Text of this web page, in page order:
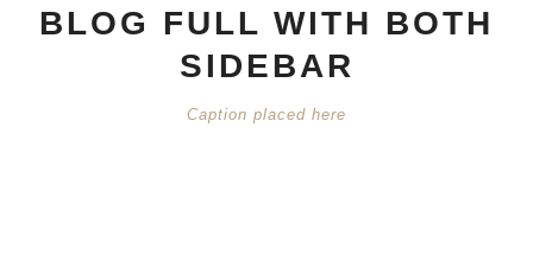
BLOG FULL WITH BOTH
SIDEBAR
Caption placed here